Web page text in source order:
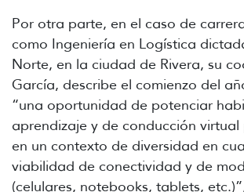
Por otra parte, en el caso de
como Ingeniería en Logística
Norte, en la ciudad de Rivera, su
García, describe el comienzo del
“una oportunidad de potenciar
aprendizaje y de conducción
en un contexto de diversidad en
viabilidad de conectividad y de
(celulares, notebooks, tablets,